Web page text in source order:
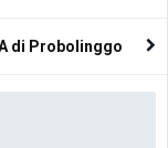
di Probolinggo